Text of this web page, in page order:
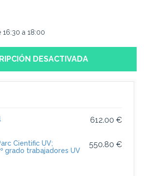
16:30 a 18:00
DESACTIVADA
612.00 €
550.80 €
Cientific UV;
grado trabajadores UV